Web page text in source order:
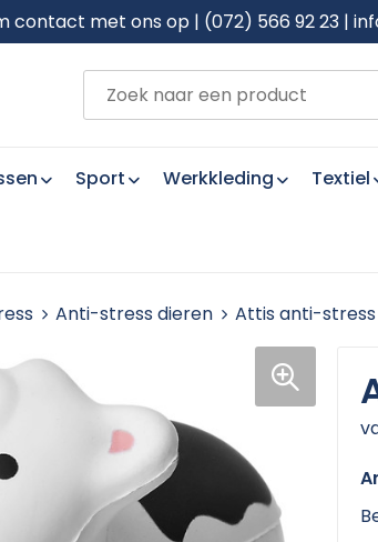
contact met ons op | (072) 566 92 23 |
Sport Werkkleding Textiel
Anti-stress dieren Attis anti-